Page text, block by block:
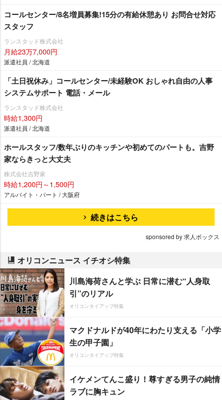
コールセンター/8名増員募集!15分の有給休憩あり お問合せ対応
スタッフ
ランスタッド株式会社
月給23万7,000円
派遣社員 / 北海道
「土日祝休み」コールセンター/未経験OK おしゃれ自由の人事
システムサポート 電話・メール
ランスタッド株式会社
時給1,300円
派遣社員 / 北海道
ホールスタッフ/数年ぶりのキッチンや初めてのパートも。吉野
家ならきっと大丈夫
株式会社吉野家
時給1,200円～1,500円
アルバイト・パート / 大阪府
続きはこちら
sponsored by 求人ボックス
オリコンニュース イチオシ特集
川島海荷さんと学ぶ 日常に潜む“人身取
引”のリアル
オリコンタイアップ特集
マクドナルドが40年にわたり支える「小学
生の甲子園」
オリコンタイアップ特集
イケメンてんこ盛り！尊すぎる男子の純情
ラブに胸キュン